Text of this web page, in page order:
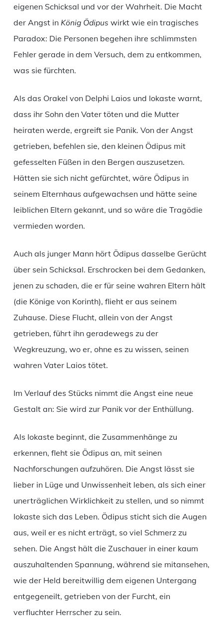
eigenen Schicksal und vor der Wahrheit. Die Macht
der Angst in König Ödipus wirkt wie ein tragisches
Paradox: Die Personen begehen ihre schlimmsten
Fehler gerade in dem Versuch, dem zu entkommen,
was sie fürchten.
Als das Orakel von Delphi Laios und Iokaste warnt,
dass ihr Sohn den Vater töten und die Mutter
heiraten werde, ergreift sie Panik. Von der Angst
getrieben, befehlen sie, den kleinen Ödipus mit
gefesselten Füßen in den Bergen auszusetzen.
Hätten sie sich nicht gefürchtet, wäre Ödipus in
seinem Elternhaus aufgewachsen und hätte seine
leiblichen Eltern gekannt, und so wäre die Tragödie
vermieden worden.
Auch als junger Mann hört Ödipus dasselbe Gerücht
über sein Schicksal. Erschrocken bei dem Gedanken,
jenen zu schaden, die er für seine wahren Eltern hält
(die Könige von Korinth), flieht er aus seinem
Zuhause. Diese Flucht, allein von der Angst
getrieben, führt ihn geradewegs zu der
Wegkreuzung, wo er, ohne es zu wissen, seinen
wahren Vater Laios tötet.
Im Verlauf des Stücks nimmt die Angst eine neue
Gestalt an: Sie wird zur Panik vor der Enthüllung.
Als Iokaste beginnt, die Zusammenhänge zu
erkennen, fleht sie Ödipus an, mit seinen
Nachforschungen aufzuhören. Die Angst lässt sie
lieber in Lüge und Unwissenheit leben, als sich einer
unerträglichen Wirklichkeit zu stellen, und so nimmt
Iokaste sich das Leben. Ödipus sticht sich die Augen
aus, weil er es nicht erträgt, so viel Schmerz zu
sehen. Die Angst hält die Zuschauer in einer kaum
auszuhaltenden Spannung, während sie mitansehen,
wie der Held bereitwillig dem eigenen Untergang
entgegeneilt, getrieben von der Furcht, ein
verfluchter Herrscher zu sein.